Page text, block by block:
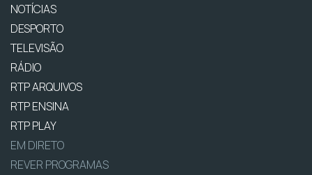
NOTÍCIAS
DESPORTO
TELEVISÃO
RÁDIO
RTP ARQUIVOS
RTP ENSINA
RTP PLAY
EM DIRETO
REVER PROGRAMAS